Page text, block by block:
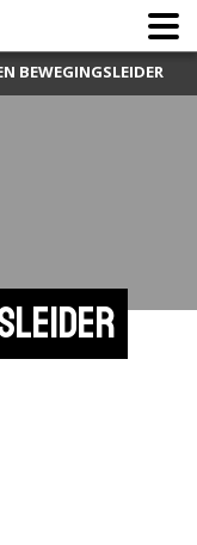
BEWEGINGSLEIDER